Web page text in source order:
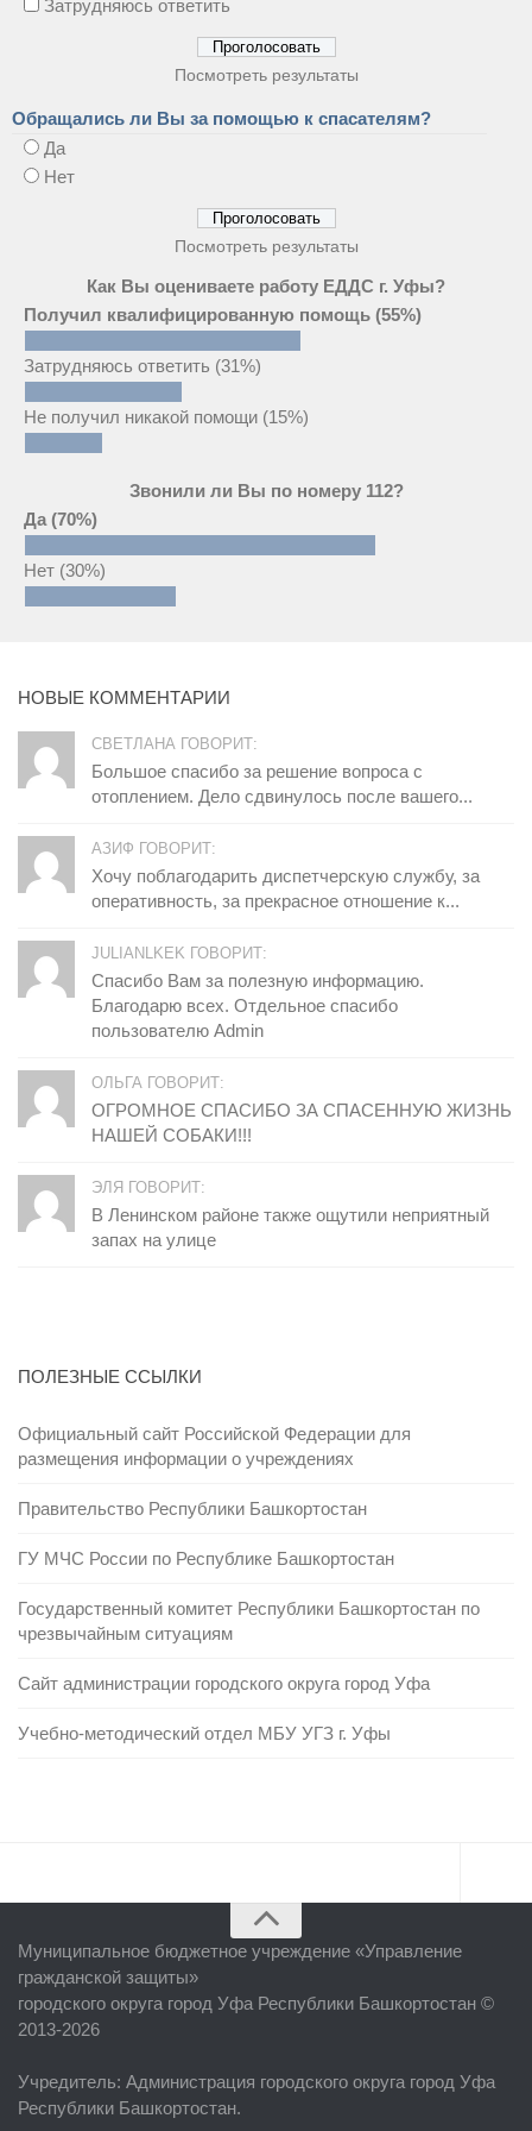
Затрудняюсь ответить
Посмотреть результаты
Обращались ли Вы за помощью к спасателям?
Да
Нет
Посмотреть результаты
Как Вы оцениваете работу ЕДДС г. Уфы?
Получил квалифицированную помощь (55%)
Затрудняюсь ответить (31%)
Не получил никакой помощи (15%)
Звонили ли Вы по номеру 112?
Да (70%)
Нет (30%)
НОВЫЕ КОММЕНТАРИИ
СВЕТЛАНА ГОВОРИТ:
Большое спасибо за решение вопроса с
отоплением. Дело сдвинулось после вашего...
АЗИФ ГОВОРИТ:
Хочу поблагодарить диспетчерскую службу, за
оперативность, за прекрасное отношение к...
JULIANLKEK ГОВОРИТ:
Спасибо Вам за полезную информацию.
Благодарю всех. Отдельное спасибо
пользователю Admin
ОЛЬГА ГОВОРИТ:
ОГРОМНОЕ СПАСИБО ЗА СПАСЕННУЮ ЖИЗНЬ
НАШЕЙ СОБАКИ!!!
ЭЛЯ ГОВОРИТ:
В Ленинском районе также ощутили неприятный
запах на улице
ПОЛЕЗНЫЕ ССЫЛКИ
Официальный сайт Российской Федерации для
размещения информации о учреждениях
Правительство Республики Башкортостан
ГУ МЧС России по Республике Башкортостан
Государственный комитет Республики Башкортостан по
чрезвычайным ситуациям
Сайт администрации городского округа город Уфа
Учебно-методический отдел МБУ УГЗ г. Уфы
Об учреждении
Руководство
Районные УГЗ
Муниципальное бюджетное учреждение «Управление
гражданской защиты»
городского округа город Уфа Республики Башкортостан ©
2013-2026
Учредитель: Администрация городского округа город Уфа
Республики Башкортостан.